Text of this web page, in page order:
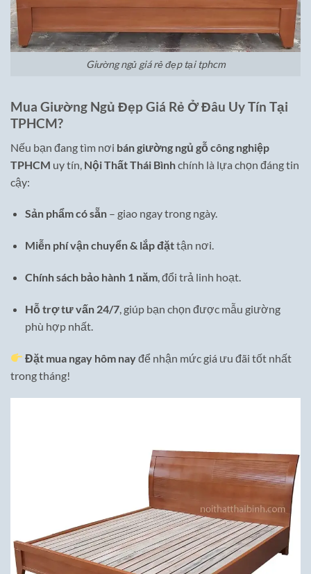
Giường ngủ giá rẻ đẹp tại tphcm
Mua Giường Ngủ Đẹp Giá Rẻ Ở Đâu Uy Tín Tại
TPHCM?
Nếu bạn đang tìm nơi bán giường ngủ gỗ công nghiệp
TPHCM uy tín, Nội Thất Thái Bìnhchính là lựa chọn đáng tin
cậy:
Sản phẩm có sẵn– giao ngay trong ngày.
Miễn phí vận chuyển & lắp đặttận nơi.
Chính sách bảo hành 1 năm, đổi trả linh hoạt.
Hỗ trợ tư vấn 24/7, giúp bạn chọn được mẫu giường
phù hợp nhất.
Đặt mua ngay hôm nayđể nhận mức giá ưu đãi tốt nhất
trong tháng!